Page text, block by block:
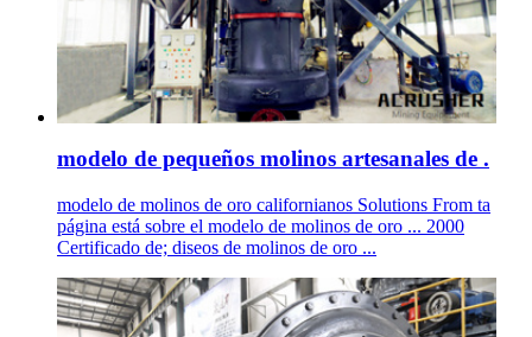
modelo de pequeños molinos artesanales de .
modelo de molinos de oro californianos Solutions From ta
página está sobre el modelo de molinos de oro ... 2000
Certificado de; diseos de molinos de oro ...